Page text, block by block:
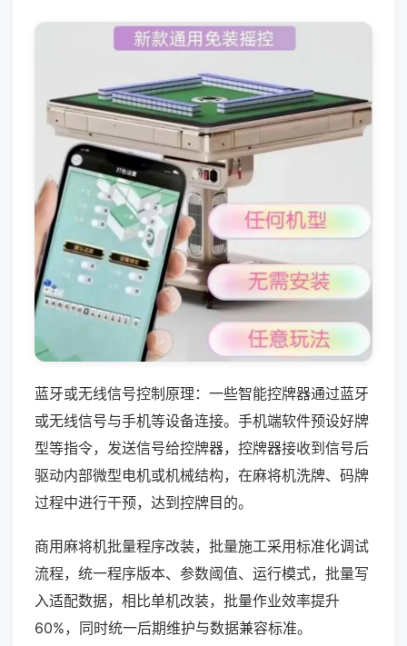
蓝牙或无线信号控制原理：一些智能控牌器通过蓝牙
或无线信号与手机等设备连接。手机端软件预设好牌
型等指令，发送信号给控牌器，控牌器接收到信号后
驱动内部微型电机或机械结构，在麻将机洗牌、码牌
过程中进行干预，达到控牌目的。
商用麻将机批量程序改装，批量施工采用标准化调试
流程，统一程序版本、参数阈值、运行模式，批量写
入适配数据，相比单机改装，批量作业效率提升
60%，同时统一后期维护与数据兼容标准。